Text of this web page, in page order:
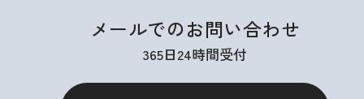
メールでのお問い合わせ
365日24時間受付